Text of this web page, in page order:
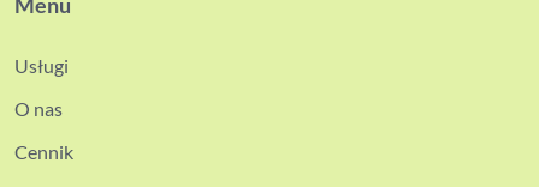
Usługi
O nas
Cennik